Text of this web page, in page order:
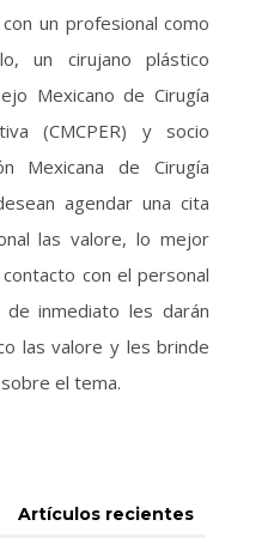
un profesional como
un cirujano plástico
Mexicano de Cirugía
(CMCPER) y socio
Mexicana de Cirugía
agendar una cita
las valore, lo mejor
con el personal
de inmediato les darán
las valore y les brinde
el tema.
Artículos recientes